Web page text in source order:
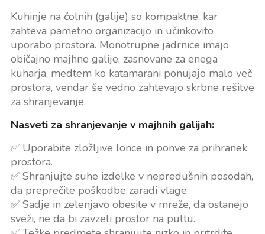
Kuhinje na čolnih (galije) so kompaktne, kar
zahteva pametno organizacijo in učinkovito
uporabo prostora. Monotrupne jadrnice imajo
običajno majhne galije, zasnovane za enega
kuharja, medtem ko katamarani ponujajo malo več
prostora, vendar še vedno zahtevajo skrbne rešitve
za shranjevanje.
Nasveti za shranjevanje v majhnih galijah:
✅ Uporabite zložljive lonce in ponve za prihranek
prostora.
✅ Shranjujte suhe izdelke v nepredušnih posodah,
da preprečite poškodbe zaradi vlage.
✅ Sadje in zelenjavo obesite v mreže, da ostanejo
sveži, ne da bi zavzeli prostor na pultu.